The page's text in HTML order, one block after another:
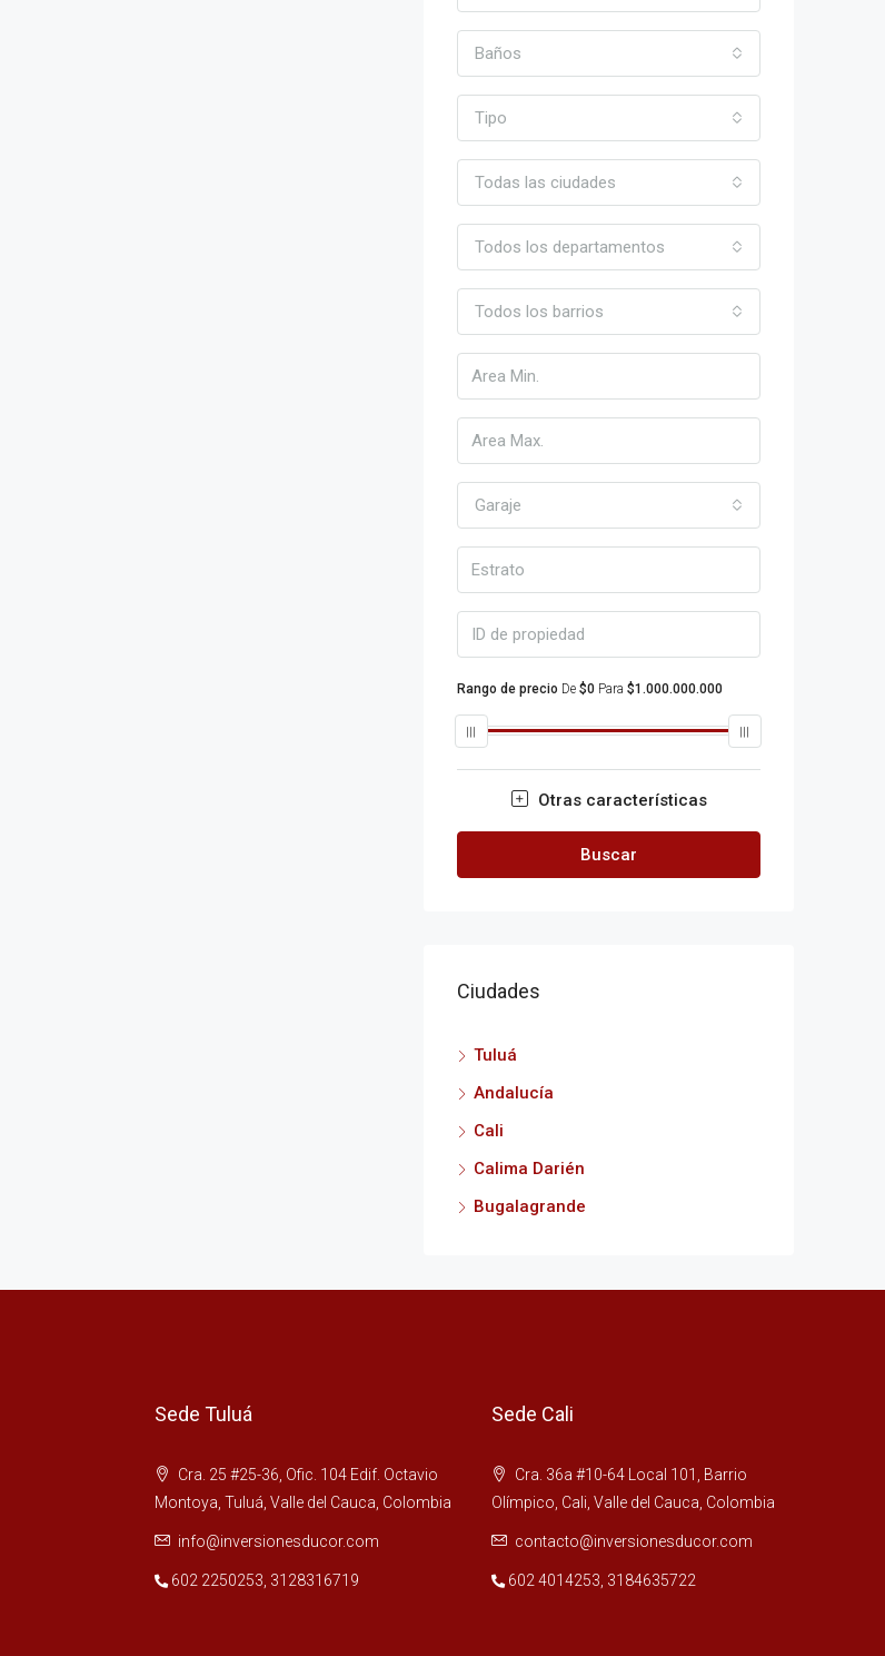
Baños
Tipo
Todas las ciudades
Todos los departamentos
Todos los barrios
Garaje
Rango de precio De $0 Para $1.000.000.000
Otras características
Buscar
Ciudades
Tuluá
Andalucía
Cali
Calima Darién
Bugalagrande
Sede Tuluá
Cra. 25 #25-36, Ofic. 104 Edif. Octavio
Montoya, Tuluá, Valle del Cauca, Colombia
info@inversionesducor.com
602 2250253 3128316719
Sede Cali
Cra. 36a #10-64 Local 101, Barrio
Olímpico, Cali, Valle del Cauca, Colombia
contacto@inversionesducor.com
602 4014253 3184635722